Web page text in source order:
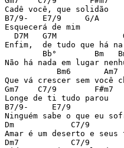
Cadê você, que solidão
B7/9-   E7/9     G/A
Esquecerá de mim
D7M   G7M
Enfim,  de tudo que há
Bb°        Bm
Não há nada em lugar
Bm6       Am7
Que vá crescer sem você
Gm7    C7/9        F#m7
Longe de ti tudo parou
B7/9-     E7/9
Ninguém sabe o que eu
Dm            C7/9
Amar é um deserto e seus
Dm7           C7/9